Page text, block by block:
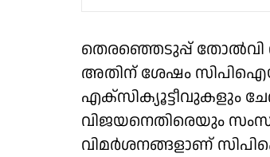
തെരഞ്ഞെടുപ്പ്
അതിന് ശേഷം
എക്സിക്യൂട്ടീവുകളും
വിജയനെതിരെയും
വിമർശനങ്ങളാണ്